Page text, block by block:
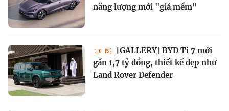
năng lượng mới "giá mềm"
[GALLERY] BYD Ti 7 mới
gần 1,7 tỷ đồng, thiết kế đẹp như
Land Rover Defender